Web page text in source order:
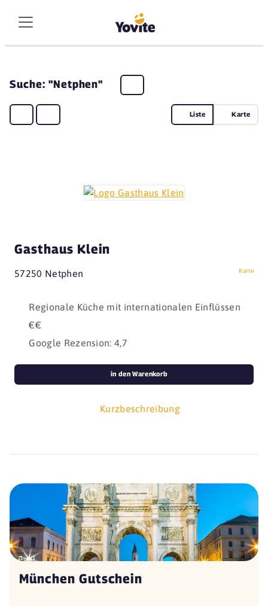
Suche: "Netphen"
Liste Karte
Gasthaus Klein
57250 Netphen Karte
Regionale Küche mit internationalen Einflüssen
€€
Google Rezension: 4,7
Kurzbeschreibung
in den Warenkorb
München Gutschein